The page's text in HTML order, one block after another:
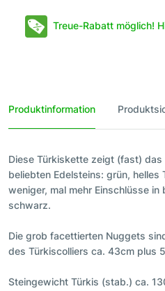
Treue-Rabatt möglich!
Produktinformation
Diese Türkiskette zeigt (fast)
beliebten Edelsteins: grün, helles
weniger, mal mehr Einschlüsse
schwarz.
Die grob facettierten Nuggets
des Türkiscolliers ca. 43cm plus
Steingewicht Türkis (stab.) ca.